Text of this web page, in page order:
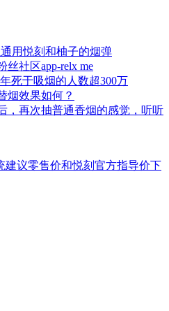
用悦刻和柚子的烟弹
丝社区app-relx me
死于吸烟的人数超300万
烟效果如何？
，再次抽普通香烟的感觉，听听
建议零售价和悦刻官方指导价下